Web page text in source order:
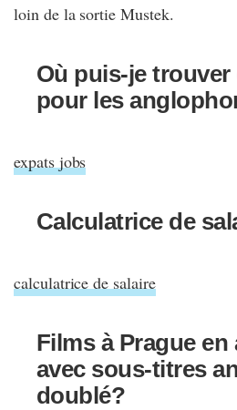
loin de la sortie Mustek.
Où puis-je
pour les
expats jobs
Calculatrice de
calculatrice de salaire
Films à Prague
avec sous-titres
doublé?